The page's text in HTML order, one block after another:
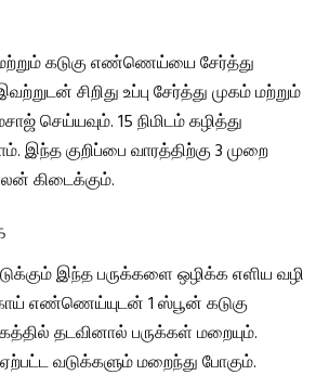
கடுகு எண்ணெய்யை சேர்த்து
சிறிது உப்பு சேர்த்து முகம் மற்றும்
செய்யவும். 15 நிமிடம் கழித்து
இந்த குறிப்பை வாரத்திற்கு 3 முறை
கிடைக்கும்.
இந்த பருக்களை ஒழிக்க எளிய வழி
எண்ணெய்யுடன் 1 ஸ்பூன் கடுகு
தடவினால் பருக்கள் மறையும்.
வடுக்களும் மறைந்து போகும்.